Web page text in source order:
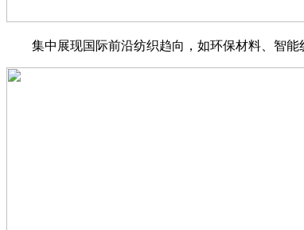
集中展现国际前沿纺织趋向，如环保材料、智能